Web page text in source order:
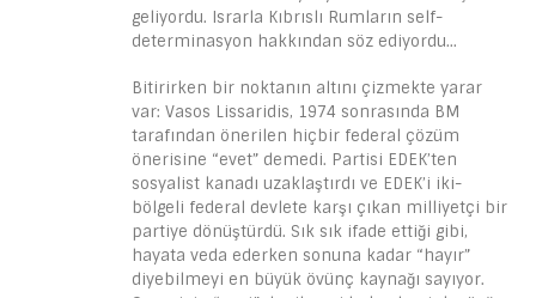
geliyordu. Israrla Kıbrıslı Rumların self-
determinasyon hakkından söz ediyordu…
Bitirirken bir noktanın altını çizmekte yarar
var: Vasos Lissaridis, 1974 sonrasında BM
tarafından önerilen hiçbir federal çözüm
önerisine “evet” demedi. Partisi EDEK’ten
sosyalist kanadı uzaklaştırdı ve EDEK’i iki-
bölgeli federal devlete karşı çıkan milliyetçi bir
partiye dönüştürdü. Sık sık ifade ettiği gibi,
hayata veda ederken sonuna kadar “hayır”
diyebilmeyi en büyük övünç kaynağı sayıyor.